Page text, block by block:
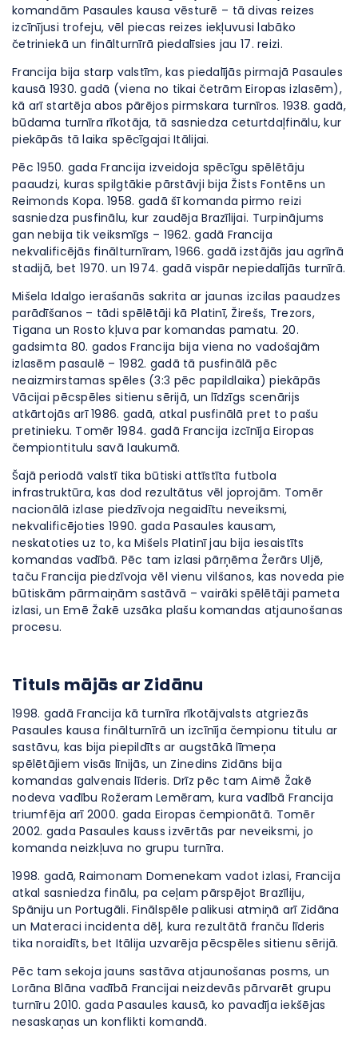
komandām Pasaules kausa vēsturē – tā divas reizes
izcīnījusi trofeju, vēl piecas reizes iekļuvusi labāko
četriniekā un finālturnīrā piedalīsies jau 17. reizi.
Francija bija starp valstīm, kas piedalījās pirmajā Pasaules
kausā 1930. gadā (viena no tikai četrām Eiropas izlasēm),
kā arī startēja abos pārējos pirmskara turnīros. 1938. gadā,
būdama turnīra rīkotāja, tā sasniedza ceturtdaļfinālu, kur
piekāpās tā laika spēcīgajai Itālijai.
Pēc 1950. gada Francija izveidoja spēcīgu spēlētāju
paaudzi, kuras spilgtākie pārstāvji bija Žists Fontēns un
Reimonds Kopa. 1958. gadā šī komanda pirmo reizi
sasniedza pusfinālu, kur zaudēja Brazīlijai. Turpinājums
gan nebija tik veiksmīgs – 1962. gadā Francija
nekvalificējās finālturnīram, 1966. gadā izstājās jau agrīnā
stadijā, bet 1970. un 1974. gadā vispār nepiedalījās turnīrā.
Mišela Idalgo ierašanās sakrita ar jaunas izcilas paaudzes
parādīšanos – tādi spēlētāji kā Platinī, Žirešs, Trezors,
Tigana un Rosto kļuva par komandas pamatu. 20.
gadsimta 80. gados Francija bija viena no vadošajām
izlasēm pasaulē – 1982. gadā tā pusfinālā pēc
neaizmirstamas spēles (3:3 pēc papildlaika) piekāpās
Vācijai pēcspēles sitienu sērijā, un līdzīgs scenārijs
atkārtojās arī 1986. gadā, atkal pusfinālā pret to pašu
pretinieku. Tomēr 1984. gadā Francija izcīnīja Eiropas
čempiontitulu savā laukumā.
Šajā periodā valstī tika būtiski attīstīta futbola
infrastruktūra, kas dod rezultātus vēl joprojām. Tomēr
nacionālā izlase piedzīvoja negaidītu neveiksmi,
nekvalificējoties 1990. gada Pasaules kausam,
neskatoties uz to, ka Mišels Platinī jau bija iesaistīts
komandas vadībā. Pēc tam izlasi pārņēma Žerārs Uljē,
taču Francija piedzīvoja vēl vienu vilšanos, kas noveda pie
būtiskām pārmaiņām sastāvā – vairāki spēlētāji pameta
izlasi, un Emē Žakē uzsāka plašu komandas atjaunošanas
procesu.
Tituls mājās ar Zidānu
1998. gadā Francija kā turnīra rīkotājvalsts atgriezās
Pasaules kausa finālturnīrā un izcīnīja čempionu titulu ar
sastāvu, kas bija piepildīts ar augstākā līmeņa
spēlētājiem visās līnijās, un Zinedins Zidāns bija
komandas galvenais līderis. Drīz pēc tam Aimē Žakē
nodeva vadību Rožeram Lemēram, kura vadībā Francija
triumfēja arī 2000. gada Eiropas čempionātā. Tomēr
2002. gada Pasaules kauss izvērtās par neveiksmi, jo
komanda neizkļuva no grupu turnīra.
1998. gadā, Raimonam Domenekam vadot izlasi, Francija
atkal sasniedza finālu, pa ceļam pārspējot Brazīliju,
Spāniju un Portugāli. Finālspēle palikusi atmiņā arī Zidāna
un Materaci incidenta dēļ, kura rezultātā franču līderis
tika noraidīts, bet Itālija uzvarēja pēcspēles sitienu sērijā.
Pēc tam sekoja jauns sastāva atjaunošanas posms, un
Lorāna Blāna vadībā Francijai neizdevās pārvarēt grupu
turnīru 2010. gada Pasaules kausā, ko pavadīja iekšējas
nesaskaņas un konflikti komandā.